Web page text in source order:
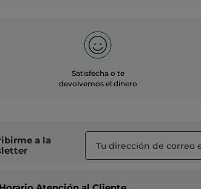
Satisfecha o te
devolvemos el dinero
a la